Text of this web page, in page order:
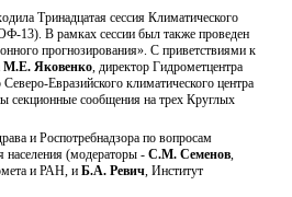
Тринадцатая сессия Климатического
13). В рамках сессии был также проведен
прогнозирования». С приветствиями к
М.Е. Яковенко, директор Гидрометцентра
Евразийского климатического центра
секционные сообщения на трех Круглых
и Роспотребнадзора по вопросам
населения (модераторы - С.М. Семенов,
и РАН, и Б.А. Ревич, Институт